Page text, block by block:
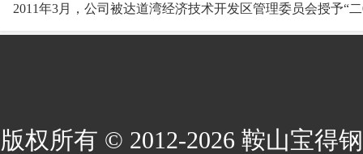
2011年3月，公司被达道湾经济技术开发区管理委员会授予“
版权所有 © 2012-2026 鞍山宝得钢